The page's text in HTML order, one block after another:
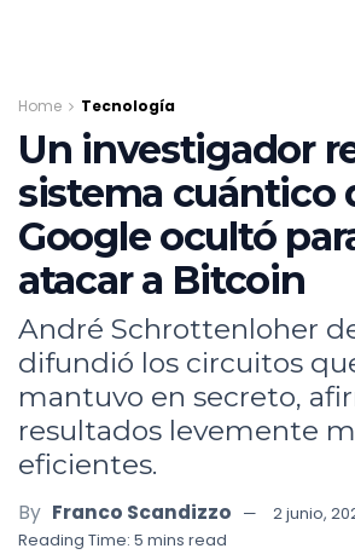
Home Tecnología
Un investigador
sistema cuántico
Google ocultó
atacar a Bitcoin
André Schrottenloher
difundió los circuitos
mantuvo en secreto,
resultados levemente
eficientes.
By Franco Scandizzo
2 junio,
Reading Time: 5 mins read